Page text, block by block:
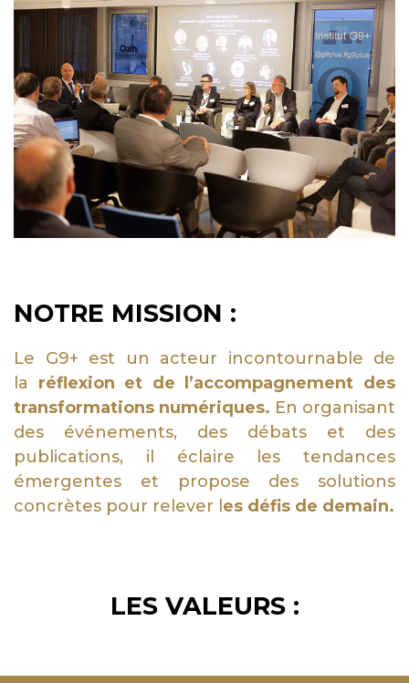
NOTRE MISSION :
Le G9+ est un acteur incontournable de
la réflexion et de l’accompagnement des
transformations numériques. En organisant
des événements, des débats et des
publications, il éclaire les tendances
émergentes et propose des solutions
concrètes pour relever les défis de demain.
LES VALEURS :